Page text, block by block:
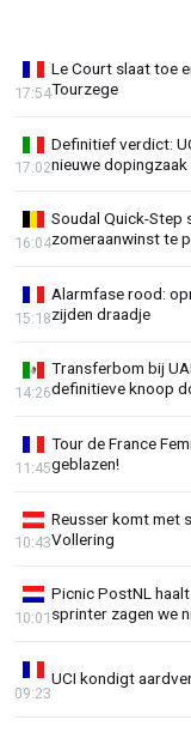
Le Court slaat toe
Tourzege
17:54
Definitief verdict:
nieuwe dopingzaak
17:02
Soudal Quick-Step
zomeraanwinst te
16:04
Alarmfase rood:
zijden draadje
15:18
Transferbom bij
definitieve knoop
14:26
Tour de France
geblazen!
11:45
Reusser komt met
Vollering
10:43
Picnic PostNL
sprinter zagen we
10:01
UCI kondigt
09:23